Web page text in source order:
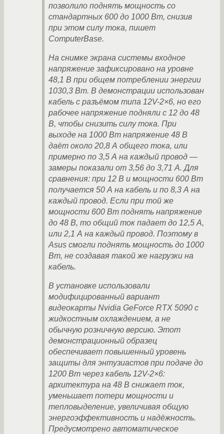
позволило поднять мощность со
стандартных 600 до 1000 Вт, снизив
при этом силу тока, пишет
ComputerBase.
На снимке экрана системы входное
напряжение зафиксировано на уровне
48,1 В при общем потреблении энергии
1030,3 Вт. В демонстрации использован
кабель с разъёмом типа 12V-2×6, но его
рабочее напряжение подняли с 12 до 48
В, чтобы снизить силу тока. При
выходе на 1000 Вт напряжение 48 В
даёт около 20,8 А общего тока, или
примерно по 3,5 А на каждый провод —
замеры показали от 3,56 до 3,71 А. Для
сравнения: при 12 В и мощности 600 Вт
получается 50 А на кабель и по 8,3 А на
каждый провод. Если при той же
мощности 600 Вт поднять напряжение
до 48 В, то общий ток падает до 12,5 А,
или 2,1 А на каждый провод. Поэтому в
Asus смогли поднять мощность до 1000
Вт, не создавая такой же нагрузки на
кабель.
В установке использовали
модифицированный вариант
видеокарты Nvidia GeForce RTX 5090 с
жидкостным охлаждением, а не
обычную розничную версию. Этот
демонстрационный образец
обеспечивает повышенный уровень
защиты для энтузиастов при подаче до
1200 Вт через кабель 12V-2×6:
архитектура на 48 В снижает ток,
уменьшает потери мощности и
тепловыделение, увеличивая общую
энергоэффективность и надёжность.
Предусмотрено автоматическое